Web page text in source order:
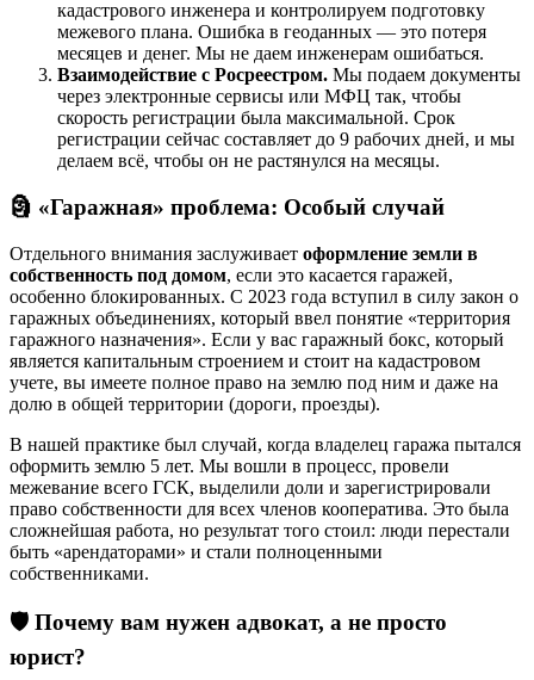
кадастрового инженера и контролируем подготовку
межевого плана. Ошибка в геоданных — это потеря
месяцев и денег. Мы не даем инженерам ошибаться.
Взаимодействие с Росреестром. Мы подаем документы
через электронные сервисы или МФЦ так, чтобы
скорость регистрации была максимальной. Срок
регистрации сейчас составляет до 9 рабочих дней, и мы
делаем всё, чтобы он не растянулся на месяцы.
🗿 «Гаражная» проблема: Особый случай
Отдельного внимания заслуживает оформление земли в
собственность под домом, если это касается гаражей,
особенно блокированных. С 2023 года вступил в силу закон о
гаражных объединениях, который ввел понятие «территория
гаражного назначения». Если у вас гаражный бокс, который
является капитальным строением и стоит на кадастровом
учете, вы имеете полное право на землю под ним и даже на
долю в общей территории (дороги, проезды).
В нашей практике был случай, когда владелец гаража пытался
оформить землю 5 лет. Мы вошли в процесс, провели
межевание всего ГСК, выделили доли и зарегистрировали
право собственности для всех членов кооператива. Это была
сложнейшая работа, но результат того стоил: люди перестали
быть «арендаторами» и стали полноценными
собственниками.
🛡️ Почему вам нужен адвокат, а не просто
юрист?